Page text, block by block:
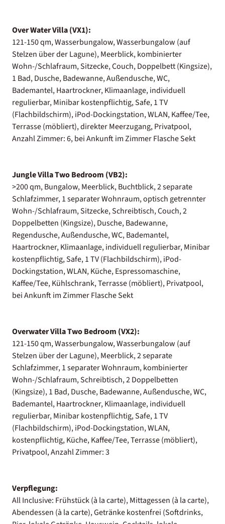
Over Water Villa (VX1):
121-150 qm, Wasserbungalow, Wasserbungalow (auf
Stelzen über der Lagune), Meerblick, kombinierter
Wohn-/Schlafraum, Sitzecke, Couch, Doppelbett (Kingsize),
1 Bad, Dusche, Badewanne, Außendusche, WC,
Bademantel, Haartrockner, Klimaanlage, individuell
regulierbar, Minibar kostenpflichtig, Safe, 1 TV
(Flachbildschirm), iPod-Dockingstation, WLAN, Kaffee/Tee,
Terrasse (möbliert), direkter Meerzugang, Privatpool,
Anzahl Zimmer: 6, bei Ankunft im Zimmer Flasche Sekt
Jungle Villa Two Bedroom (VB2):
>200 qm, Bungalow, Meerblick, Buchtblick, 2 separate
Schlafzimmer, 1 separater Wohnraum, optisch getrennter
Wohn-/Schlafraum, Sitzecke, Schreibtisch, Couch, 2
Doppelbetten (Kingsize), Dusche, Badewanne,
Regendusche, Außendusche, WC, Bademantel,
Haartrockner, Klimaanlage, individuell regulierbar, Minibar
kostenpflichtig, Safe, 1 TV (Flachbildschirm), iPod-
Dockingstation, WLAN, Küche, Espressomaschine,
Kaffee/Tee, Kühlschrank, Terrasse (möbliert), Privatpool,
bei Ankunft im Zimmer Flasche Sekt
Overwater Villa Two Bedroom (VX2):
121-150 qm, Wasserbungalow, Wasserbungalow (auf
Stelzen über der Lagune), Meerblick, 2 separate
Schlafzimmer, 1 separater Wohnraum, kombinierter
Wohn-/Schlafraum, Schreibtisch, 2 Doppelbetten
(Kingsize), 1 Bad, Dusche, Badewanne, Außendusche, WC,
Bademantel, Haartrockner, Klimaanlage, individuell
regulierbar, Minibar kostenpflichtig, Safe, 1 TV
(Flachbildschirm), iPod-Dockingstation, WLAN,
kostenpflichtig, Küche, Kaffee/Tee, Terrasse (möbliert),
Privatpool, Anzahl Zimmer: 3
Verpflegung:
All Inclusive: Frühstück (à la carte), Mittagessen (à la carte),
Abendessen (à la carte), Getränke kostenfrei (Softdrinks,